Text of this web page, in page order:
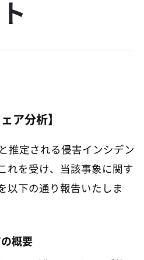
ト
ア分析】
推定される侵害インシデン
れを受け、当該事象に関す
以下の通り報告いたしま
概要